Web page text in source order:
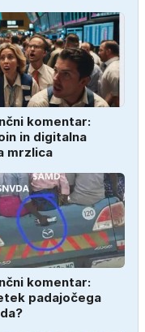
komentar:
in digitalna
mrzlica
komentar:
padajočega